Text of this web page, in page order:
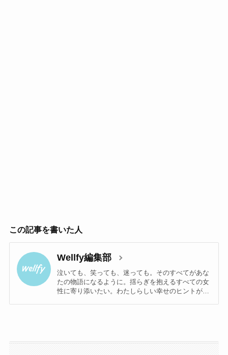
この記事を書いた人
Wellfy編集部
泣いても、笑っても、迷っても。そのすべてがあな
たの物語になるように。揺らぎを抱えるすべての女
性に寄り添いたい。わたしらしい幸せのヒントが見